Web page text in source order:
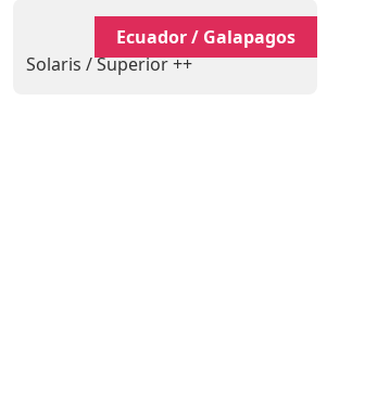
Ecuador / Galapagos
Solaris / Superior ++